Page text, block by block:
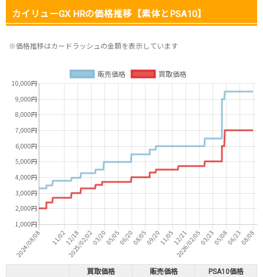
カイリューGX HRの価格推移【素体とPSA10】
※価格推移はカードラッシュの金額を表示しています
買取価格 販売価格
PSA10価格